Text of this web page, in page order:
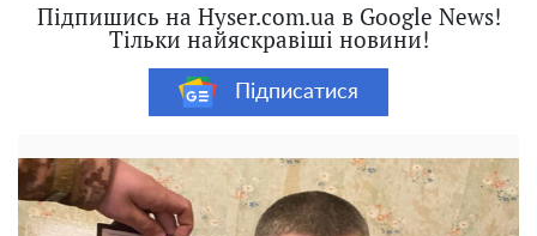
Підпишись на Hyser.com.ua в Google News!
Тільки найяскравіші новини!
Підписатися